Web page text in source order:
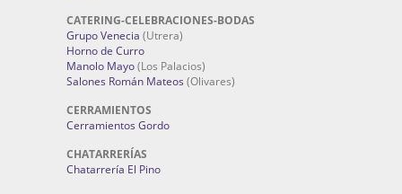
CATERING-CELEBRACIONES-BODAS
Grupo Venecia (Utrera)
Horno de Curro
Manolo Mayo(Los Palacios)
Salones Román Mateos (Olivares)
CERRAMIENTOS
Cerramientos Gordo
CHATARRERÍAS
Chatarrería El Pino